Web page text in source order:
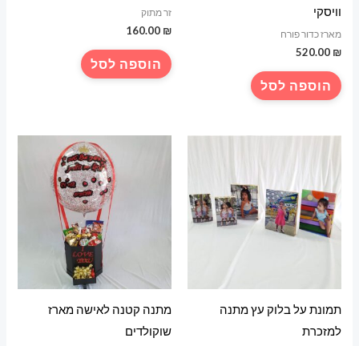
וויסקי
מארז כדור פורח
520.00 ₪
הוספה לסל
זר מתוק
160.00 ₪
הוספה לסל
תמונת על בלוק עץ מתנה
למזכרת
מתנה קטנה לאישה מארז
שוקולדים